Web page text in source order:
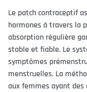
Le patch contraceptif
hormones à travers la
absorption régulière
stable et fiable. Le
symptômes
menstruelles. La
aux femmes ayant